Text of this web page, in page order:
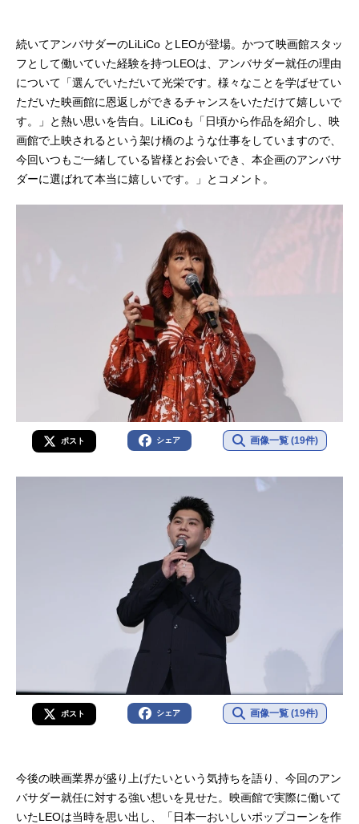
続いてアンバサダーのLiLiCo とLEOが登場。かつて映画館スタッ
フとして働いていた経験を持つLEOは、アンバサダー就任の理由
について「選んでいただいて光栄です。様々なことを学ばせてい
ただいた映画館に恩返しができるチャンスをいただけて嬉しいで
す。」と熱い思いを告白。LiLiCoも「日頃から作品を紹介し、映
画館で上映されるという架け橋のような仕事をしていますので、
今回いつもご一緒している皆様とお会いでき、本企画のアンバサ
ダーに選ばれて本当に嬉しいです。」とコメント。
ポスト シェア 画像一覧 (19件)
ポスト シェア 画像一覧 (19件)
今後の映画業界が盛り上げたいという気持ちを語り、今回のアン
バサダー就任に対する強い想いを見せた。映画館で実際に働いて
いたLEOは当時を思い出し、「日本一おいしいポップコーンを作